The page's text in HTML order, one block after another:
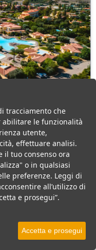
6000 mq, consigliato a
tracciamento che
abilitare le funzionalità
utente,
effettuare analisi.
il tuo consenso ora
o in qualsiasi
preferenze. Leggi di
all’utilizzo di
e prosegui”.
Accetta e prosegui